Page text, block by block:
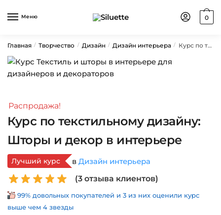
Меню 0
Главная / Творчество / Дизайн / Дизайн интерьера / Курс по текстильному дизайну: Шторы и декор в интерьере
Распродажа!
Курс по текстильному дизайну:
Шторы и декор в интерьере
Лучший курс в Дизайн интерьера
(3отзыва клиентов)
99% довольных покупателей и 3 из них оценили курс
выше чем 4 звезды